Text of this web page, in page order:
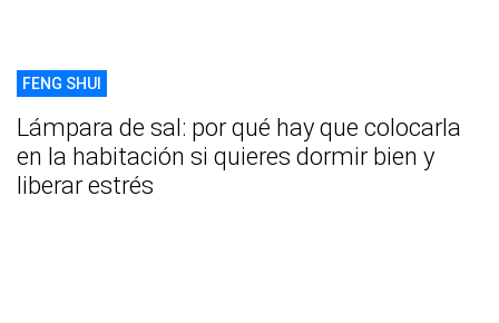
FENG SHUI
Lámpara de sal: por qué hay que colocarla
en la habitación si quieres dormir bien y
liberar estrés